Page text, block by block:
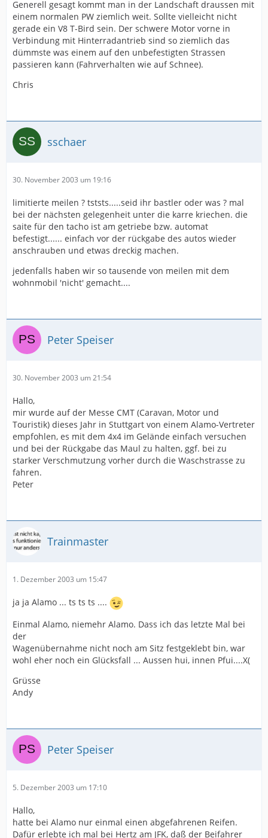
Generell gesagt kommt man in der Landschaft draussen mit
einem normalen PW ziemlich weit. Sollte vielleicht nicht
gerade ein V8 T-Bird sein. Der schwere Motor vorne in
Verbindung mit Hinterradantrieb sind so ziemlich das
dümmste was einem auf den unbefestigten Strassen
passieren kann (Fahrverhalten wie auf Schnee).
Chris
sschaer
30. November 2003 um 19:16
limitierte meilen ? tststs.....seid ihr bastler oder was ? mal
bei der nächsten gelegenheit unter die karre kriechen. die
saite für den tacho ist am getriebe bzw. automat
befestigt...... einfach vor der rückgabe des autos wieder
anschrauben und etwas dreckig machen.
jedenfalls haben wir so tausende von meilen mit dem
wohnmobil 'nicht' gemacht....
Peter Speiser
30. November 2003 um 21:54
Hallo,
mir wurde auf der Messe CMT (Caravan, Motor und
Touristik) dieses Jahr in Stuttgart von einem Alamo-Vertreter
empfohlen, es mit dem 4x4 im Gelände einfach versuchen
und bei der Rückgabe das Maul zu halten, ggf. bei zu
starker Verschmutzung vorher durch die Waschstrasse zu
fahren.
Peter
Trainmaster
1. Dezember 2003 um 15:47
ja ja Alamo ... ts ts ts ....
Einmal Alamo, niemehr Alamo. Dass ich das letzte Mal bei
der
Wagenübernahme nicht noch am Sitz festgeklebt bin, war
wohl eher noch ein Glücksfall ... Aussen hui, innen Pfui....X(
Grüsse
Andy
Peter Speiser
5. Dezember 2003 um 17:10
Hallo,
hatte bei Alamo nur einmal einen abgefahrenen Reifen.
Dafür erlebte ich mal bei Hertz am JFK, daß der Beifahrer